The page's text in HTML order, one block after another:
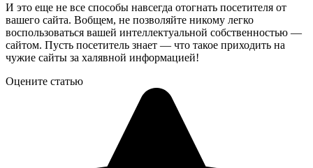
И это еще не все способы навсегда отогнать посетителя от
вашего сайта. Вобщем, не позволяйте никому легко
воспользоваться вашей интеллектуальной собственностью —
сайтом. Пусть посетитель знает — что такое приходить на
чужие сайты за халявной информацией!
Оцените статью